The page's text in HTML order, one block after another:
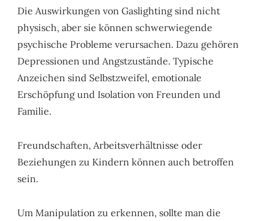
Die Auswirkungen von Gaslighting sind nicht
physisch, aber sie können schwerwiegende
psychische Probleme verursachen. Dazu gehören
Depressionen und Angstzustände. Typische
Anzeichen sind Selbstzweifel, emotionale
Erschöpfung und Isolation von Freunden und
Familie.
Freundschaften, Arbeitsverhältnisse oder
Beziehungen zu Kindern können auch betroffen
sein.
Um Manipulation zu erkennen, sollte man die